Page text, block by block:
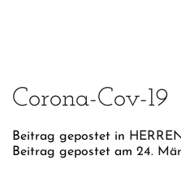
Corona-Cov-19
Beitrag gepostet in HERREN
Beitrag gepostet am 24.